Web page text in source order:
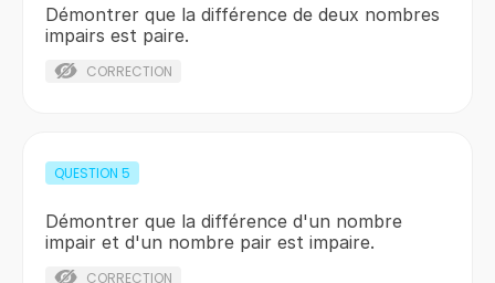
Démontrer que la différence de deux nombres
impairs est paire.
CORRECTION
QUESTION 5
Démontrer que la différence d'un nombre
impair et d'un nombre pair est impaire.
CORRECTION